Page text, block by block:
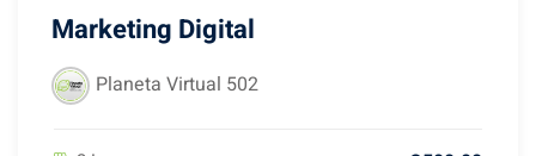
Marketing Digital
Planeta Virtual 502